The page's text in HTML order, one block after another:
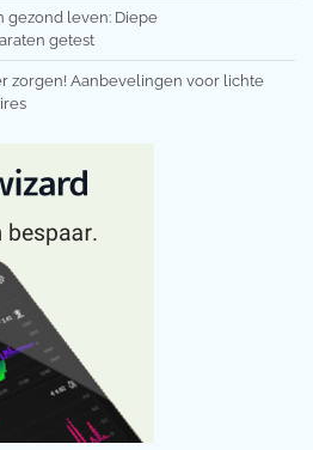
gezond leven: Diepe
getest
zorgen! Aanbevelingen voor lichte